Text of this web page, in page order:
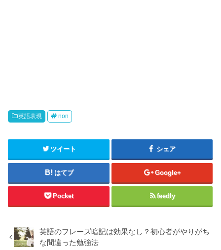
英語表現 non
ツイート シェア
はてブ Google+
Pocket feedly
英語のフレーズ暗記は効果なし？初心者がやりがち
な間違った勉強法